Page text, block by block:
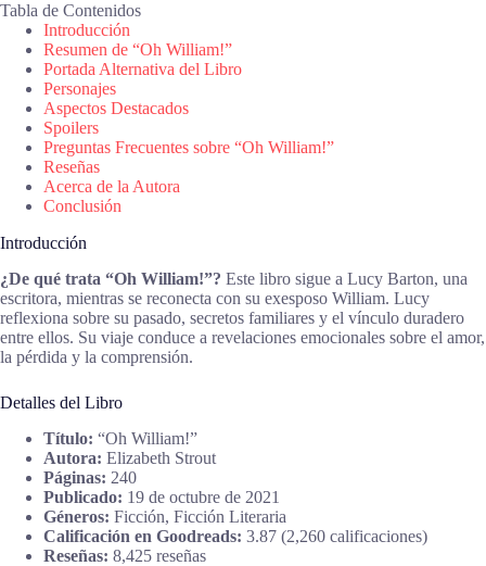
Tabla de Contenidos
Introducción
Resumen de “Oh William!”
Portada Alternativa del Libro
Personajes
Aspectos Destacados
Spoilers
Preguntas Frecuentes sobre “Oh William!”
Reseñas
Acerca de la Autora
Conclusión
Introducción
¿De qué trata “Oh William!”? Este libro sigue a Lucy Barton, una
escritora, mientras se reconecta con su exesposo William. Lucy
reflexiona sobre su pasado, secretos familiares y el vínculo duradero
entre ellos. Su viaje conduce a revelaciones emocionales sobre el amor,
la pérdida y la comprensión.
Detalles del Libro
Título: “Oh William!”
Autora: Elizabeth Strout
Páginas: 240
Publicado: 19 de octubre de 2021
Géneros: Ficción, Ficción Literaria
Calificación en Goodreads: 3.87 (2,260 calificaciones)
Reseñas: 8,425 reseñas